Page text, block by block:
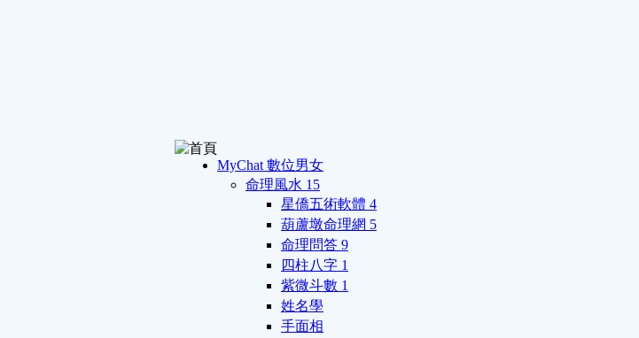
MyChat 數位男女
命理風水 15
星僑五術軟體 4
葫蘆墩命理網 5
命理問答 9
四柱八字 1
紫微斗數 1
姓名學
手面相